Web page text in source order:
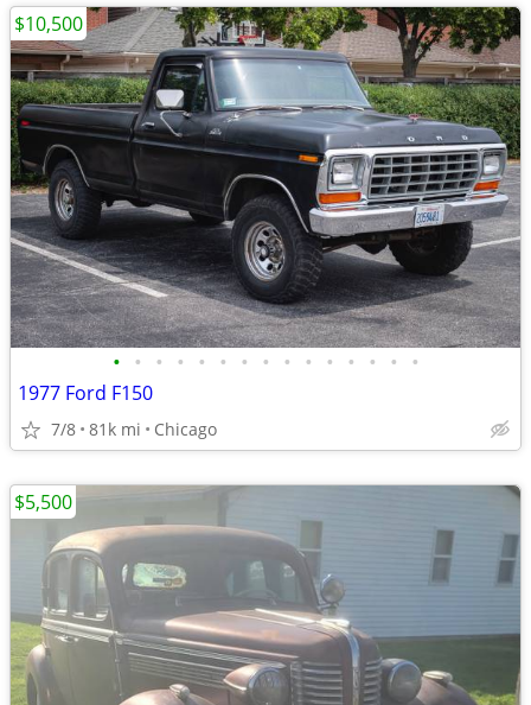
• • • • • • • • • • • • • • •
1977 Ford F150
7/8 81k mi Chicago
$10,500
$5,500